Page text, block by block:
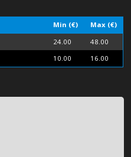
Min (€)
Max (€)
24.00
48.00
10.00 16.00